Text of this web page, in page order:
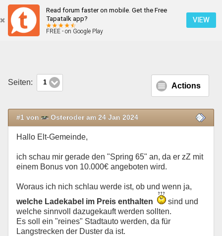
Read forum faster on mobile. Get the Free
Tapatalk app?
FREE - on Google Play
VIEW
Zubehör
Seiten: 1 Actions
#1 von Osteroder am 24 Jan 2024
Hallo Elt-Gemeinde,
ich schau mir gerade den "Spring 65" an, da er zZ mit
einem Bonus von 10.000€ angeboten wird.
Woraus ich nich schlau werde ist, ob und wenn ja,
welche Ladekabel im Preis enthalten
sind und
welche sinnvoll dazugekauft werden sollten.
Es soll ein "reines" Stadtauto werden, da für
Langstrecken der Duster da ist.